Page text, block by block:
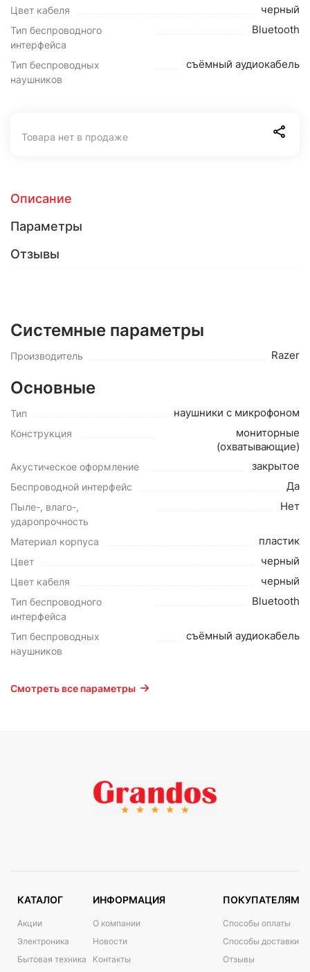
Цвет кабеля черный
Тип беспроводного
интерфейса
Bluetooth
Тип беспроводных
наушников
съёмный аудиокабель
Товара нет в продаже
Описание
Параметры
Отзывы
Системные параметры
Производитель Razer
Основные
Тип наушники с микрофоном
Конструкция
мониторные
(охватывающие)
Акустическое оформление закрытое
Беспроводной интерфейс Да
Пыле-, влаго-,
ударопрочность
Нет
Материал корпуса пластик
Цвет черный
Цвет кабеля черный
Тип беспроводного
интерфейса
Bluetooth
Тип беспроводных
наушников
съёмный аудиокабель
Смотреть все параметры
КАТАЛОГ
Акции
Электроника
Бытовая техника
ИНФОРМАЦИЯ
О компании
Новости
Контакты
ПОКУПАТЕЛЯМ
Способы оплаты
Способы доставки
Отзывы